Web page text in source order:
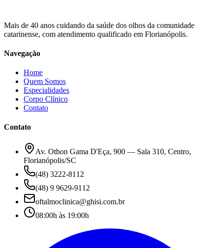
Mais de 40 anos cuidando da saúde dos olhos da comunidade
catarinense, com atendimento qualificado em Florianópolis.
Navegação
Home
Quem Somos
Especialidades
Corpo Clínico
Contato
Contato
Av. Othon Gama D'Eça, 900 — Sala 310, Centro,
Florianópolis/SC
(48) 3222-8112
(48) 9 9629-9112
oftalmoclinica@ghisi.com.br
08:00h às 19:00h